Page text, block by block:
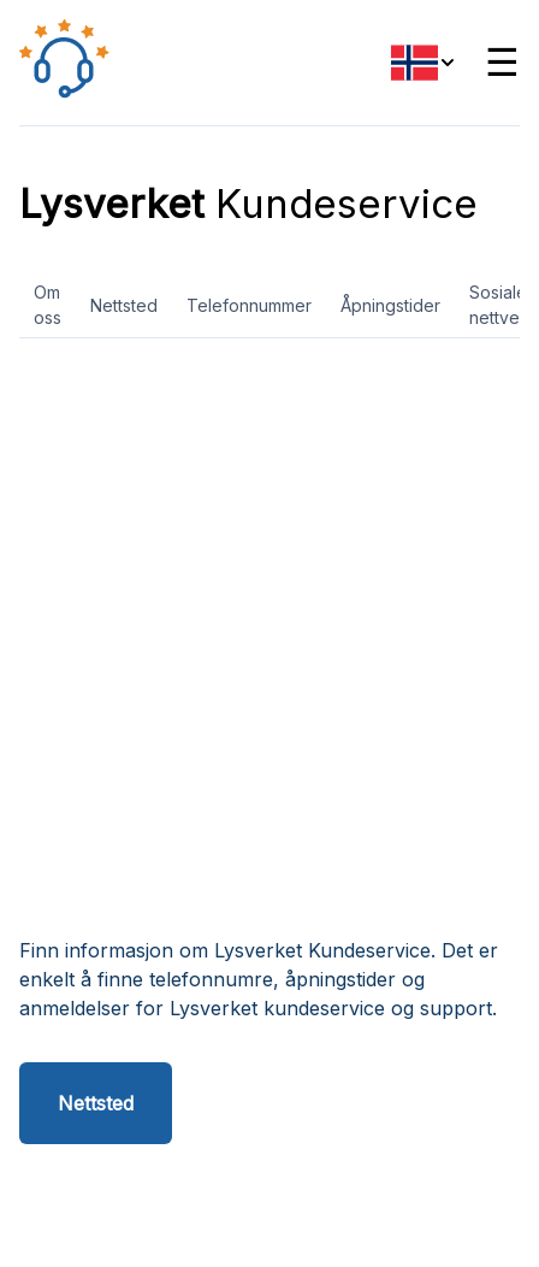
☰
LysverketKundeservice
Om
oss
Nettsted Telefonnummer Åpningstider
Sosiale
nettverk
Finn informasjon om Lysverket Kundeservice. Det er
enkelt å finne telefonnumre, åpningstider og
anmeldelser for Lysverket kundeservice og support.
Nettsted